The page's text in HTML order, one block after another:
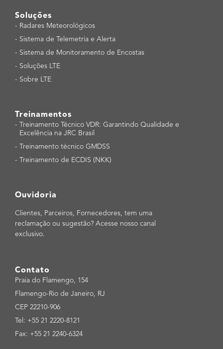
Soluções
- Radares Meteorológicos
- Sistema de Telemetria e Alerta
- Sistema de Monitoramento de Encostas
- Soluções LTE
- Sobre LTE
Treinamentos
-
Treinamento Técnico VDR: Garantindo Qualidade e
Excelência na JRC Brasil
-
Treinamento técnico GMDSS
-
Treinamento de ECDIS (NKK)
Ouvidoria
Clientes, Parceiros, Fornecedores, tem uma
reclamação ou sugestão? Acesse nosso canal
exclusivo.
Contato
Praia do Flamengo, 154
Flamengo-Rio de Janeiro, RJ
CEP 22210-906
Tel: +55 21 2220-8121
Fax: +55 21 2240-6324